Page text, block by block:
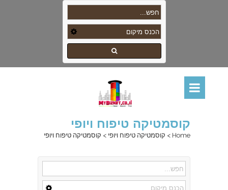
קוסמטיקה טיפוח ויופי
Home
> קוסמטיקה טיפוח ויופי > קוסמטיקה טיפוח ויופי